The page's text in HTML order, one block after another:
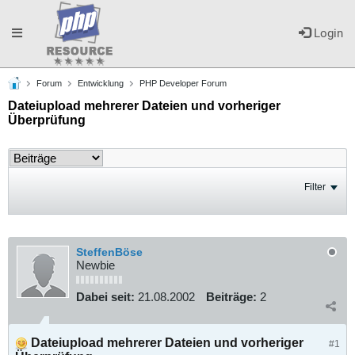
Login
Toggle
navigation
Forum Entwicklung PHP Developer Forum
Dateiupload mehrerer Dateien und vorheriger
Überprüfung
Filter
SteffenBöse
Newbie
Dabei seit: 21.08.2002 Beiträge: 2
#1
Dateiupload mehrerer Dateien und vorheriger